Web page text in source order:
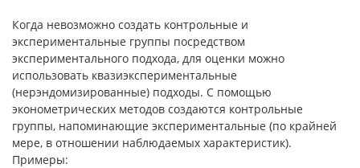
Когда невозможно создать контрольные и
экспериментальные группы посредством
экспериментального подхода, для оценки можно
использовать квазиэкспериментальные
(нерэндомизированные) подходы. С помощью
эконометрических методов создаются контрольные
группы, напоминаю­щие экспериментальные (по крайней
мере, в отношении наблюдаемых ха­рактеристик).
Примеры: